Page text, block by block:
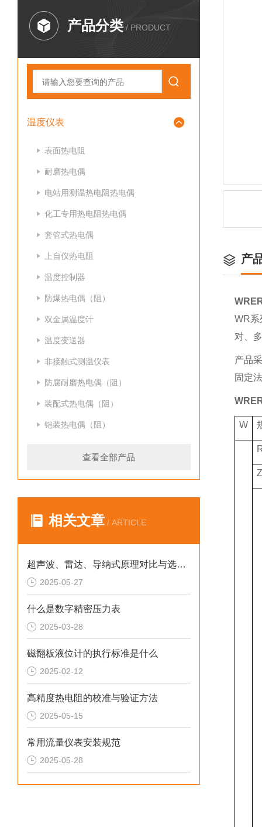
产品分类 / PRODUCT
温度仪表
表面热电阻
耐磨热电偶
电站用测温热电阻热电偶
化工专用热电阻热电偶
套管式热电偶
上自仪热电阻
温度控制器
防爆热电偶（阻）
双金属温度计
温度变送器
非接触式测温仪表
防腐耐磨热电偶（阻）
装配式热电偶（阻）
铠装热电偶（阻）
查看全部产品
相关文章 / ARTICLE
超声波、雷达、导纳式原理对比与选型指南
2025-05-27
什么是数字精密压力表
2025-03-28
磁翻板液位计的执行标准是什么
2025-02-12
高精度热电阻的校准与验证方法
2025-05-15
常用流量仪表安装规范
2025-05-28
产
WR系
对、
产品
固定
W
Z